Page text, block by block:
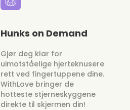
Hunks on Demand
Gjør deg klar for
uimotståelige hjerteknusere
rett ved fingertuppene dine.
WithLove bringer de
hotteste stjerneskyggene
direkte til skjermen din!